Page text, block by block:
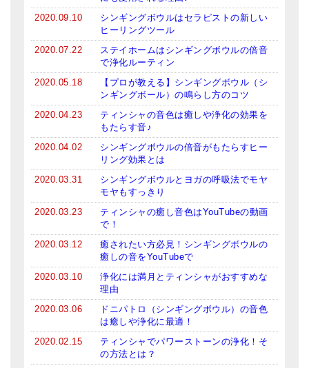
2020.09.10
シンギングボウルはセラピストの新しい
ヒーリングツール
2020.07.22
ステイホームはシンギングボウルの倍音
で浄化ルーティン
2020.05.18
【プロが教える】シンギングボウル（シ
ンギングボール）の鳴らし方のコツ
2020.04.23
ティンシャの音色は癒しや浄化の効果を
もたらす音♪
2020.04.02
シンギングボウルの倍音がもたらすヒー
リング効果とは
2020.03.31
シンギングボウルとヨガの呼吸法でモヤ
モヤもすっきり
2020.03.23
ティンシャの癒し音色はYouTubeの動画
で！
2020.03.12
癒されたい方必見！シンギングボウルの
癒しの音をYouTubeで
2020.03.10
浄化には満月とティンシャがおすすめな
理由
2020.03.06
ドニパトロ（シンギングボウル）の音色
は癒しや浄化に最適！
2020.02.15
ティンシャでパワーストーンの浄化！そ
の方法とは？